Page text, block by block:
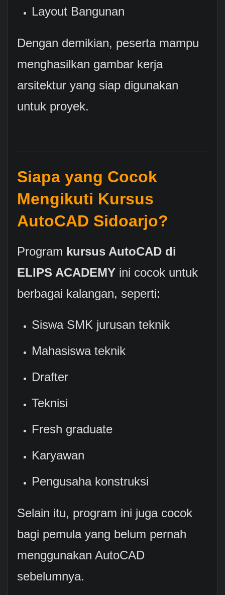
Layout Bangunan
Dengan demikian, peserta mampu
menghasilkan gambar kerja
arsitektur yang siap digunakan
untuk proyek.
Siapa yang Cocok
Mengikuti Kursus
AutoCAD Sidoarjo?
Program kursus AutoCAD di
ELIPS ACADEMY ini cocok untuk
berbagai kalangan, seperti:
Siswa SMK jurusan teknik
Mahasiswa teknik
Drafter
Teknisi
Fresh graduate
Karyawan
Pengusaha konstruksi
Selain itu, program ini juga cocok
bagi pemula yang belum pernah
menggunakan AutoCAD
sebelumnya.